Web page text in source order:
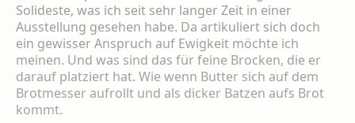
Solideste, was ich seit sehr langer Zeit in einer
Ausstellung gesehen habe. Da artikuliert sich doch
ein gewisser Anspruch auf Ewigkeit möchte ich
meinen. Und was sind das für feine Brocken, die er
darauf platziert hat. Wie wenn Butter sich auf dem
Brotmesser aufrollt und als dicker Batzen aufs Brot
kommt.